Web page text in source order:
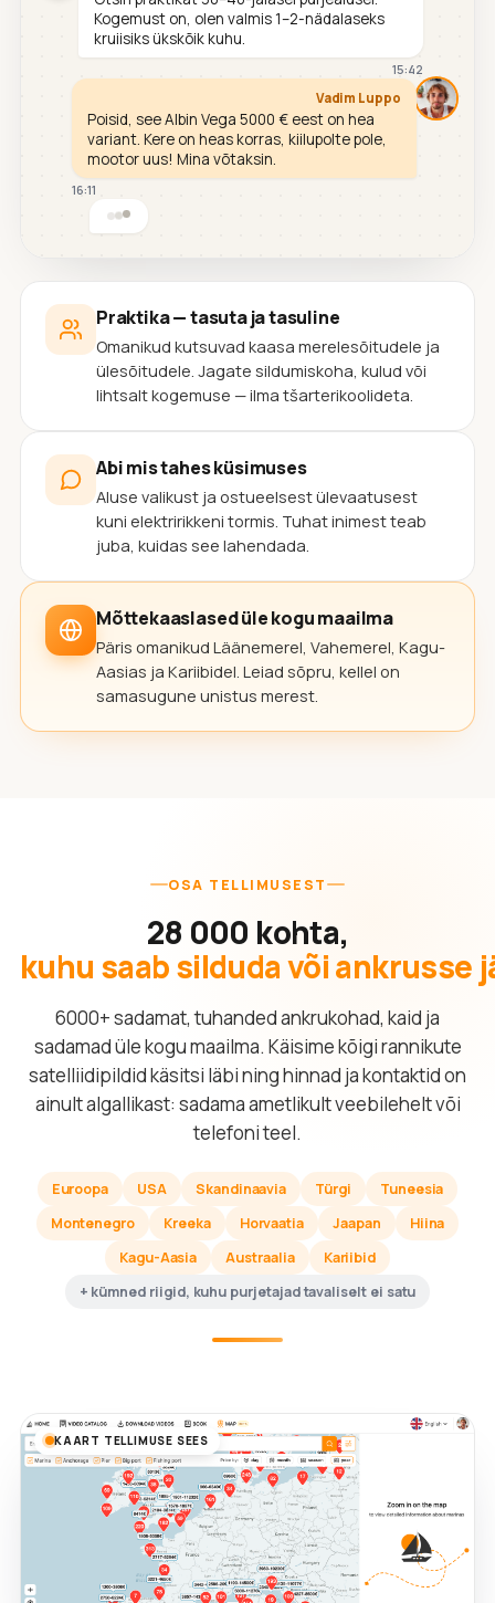
Kogemust on, olen valmis 1–2-nädalaseks
kruiisiks ükskõik kuhu.
15:42
Vadim Luppo
Poisid, see Albin Vega 5000 € eest on hea
variant. Kere on heas korras, kiilupolte pole,
mootor uus! Mina võtaksin.
16:11
Praktika — tasuta ja tasuline
Omanikud kutsuvad kaasa merelesõitudele ja
ülesõitudele. Jagate sildumiskoha, kulud või
lihtsalt kogemuse — ilma tšarterikoolideta.
Abi mis tahes küsimuses
Aluse valikust ja ostueelsest ülevaatusest
kuni elektririkkeni tormis. Tuhat inimest teab
juba, kuidas see lahendada.
Mõttekaaslased üle kogu maailma
Päris omanikud Läänemerel, Vahemerel, Kagu-
Aasias ja Kariibidel. Leiad sõpru, kellel on
samasugune unistus merest.
OSA TELLIMUSEST
28 000 kohta,
kuhu saab silduda või ankrusse
6000+ sadamat, tuhanded ankrukohad, kaid ja
sadamad üle kogu maailma. Käisime kõigi rannikute
satelliidipildid käsitsi läbi ning hinnad ja kontaktid on
ainult algallikast: sadama ametlikult veebilehelt või
telefoni teel.
Euroopa USA Skandinaavia Türgi
Tuneesia
Montenegro
Kreeka Horvaatia Jaapan
Hiina
Kagu-Aasia
Austraalia
Kariibid
+ kümned riigid, kuhu purjetajad tavaliselt ei satu
KAART TELLIMUSE SEES